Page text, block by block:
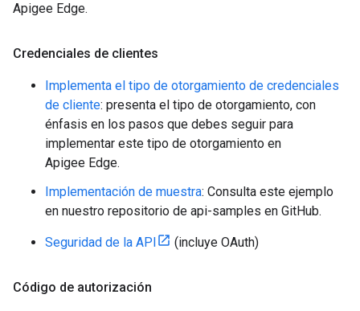
Apigee Edge.
Credenciales de clientes
Implementa el tipo de otorgamiento de credenciales
de cliente: presenta el tipo de otorgamiento, con
énfasis en los pasos que debes seguir para
implementar este tipo de otorgamiento en
Apigee Edge.
Implementación de muestra: Consulta este ejemplo
en nuestro repositorio de api-samples en GitHub.
Seguridad de la API (incluye OAuth)
Código de autorización